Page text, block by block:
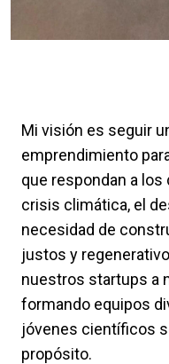
Mi visión es seguir
emprendimiento
que respondan a
crisis climática, el
necesidad de
justos y
nuestros startups a
formando equipos
jóvenes científicos
propósito.